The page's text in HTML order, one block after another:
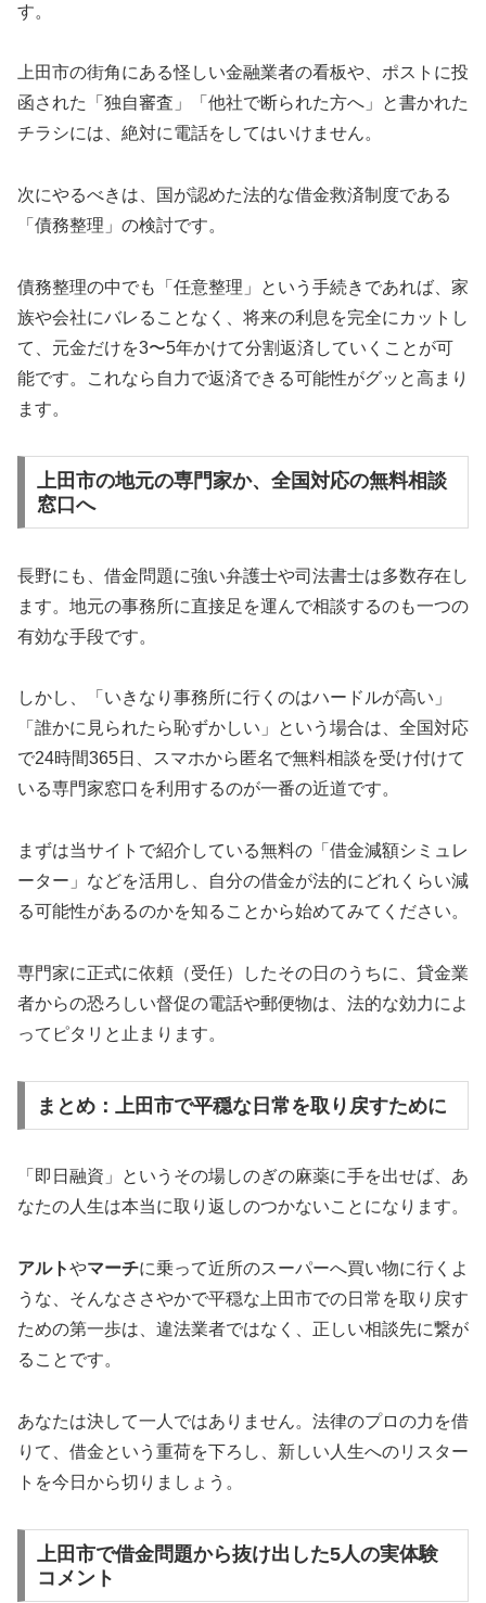
す。
上田市の街角にある怪しい金融業者の看板や、ポストに投
函された「独自審査」「他社で断られた方へ」と書かれた
チラシには、絶対に電話をしてはいけません。
次にやるべきは、国が認めた法的な借金救済制度である
「債務整理」の検討です。
債務整理の中でも「任意整理」という手続きであれば、家
族や会社にバレることなく、将来の利息を完全にカットし
て、元金だけを3〜5年かけて分割返済していくことが可
能です。これなら自力で返済できる可能性がグッと高まり
ます。
上田市の地元の専門家か、全国対応の無料相談
窓口へ
長野にも、借金問題に強い弁護士や司法書士は多数存在し
ます。地元の事務所に直接足を運んで相談するのも一つの
有効な手段です。
しかし、「いきなり事務所に行くのはハードルが高い」
「誰かに見られたら恥ずかしい」という場合は、全国対応
で24時間365日、スマホから匿名で無料相談を受け付けて
いる専門家窓口を利用するのが一番の近道です。
まずは当サイトで紹介している無料の「借金減額シミュレ
ーター」などを活用し、自分の借金が法的にどれくらい減
る可能性があるのかを知ることから始めてみてください。
専門家に正式に依頼（受任）したその日のうちに、貸金業
者からの恐ろしい督促の電話や郵便物は、法的な効力によ
ってピタリと止まります。
まとめ：上田市で平穏な日常を取り戻すために
「即日融資」というその場しのぎの麻薬に手を出せば、あ
なたの人生は本当に取り返しのつかないことになります。
アルトやマーチに乗って近所のスーパーへ買い物に行くよ
うな、そんなささやかで平穏な上田市での日常を取り戻す
ための第一歩は、違法業者ではなく、正しい相談先に繋が
ることです。
あなたは決して一人ではありません。法律のプロの力を借
りて、借金という重荷を下ろし、新しい人生へのリスター
トを今日から切りましょう。
上田市で借金問題から抜け出した5人の実体験
コメント